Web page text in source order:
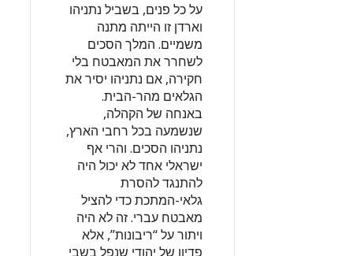
על כל פנים, בשביל נתניהו
וארדן זו הייתה מתנה
משמיים. המלך הסכים
לשחרר את המאבטח בלי
חקירה, אם נתניהו יסיר את
הגלאים מהר-הבית.
באנחה של הקהלה,
שנשמעה בכל רחבי הארץ,
נתניהו הסכים. והרי אף
ישראלי אחד לא יכול היה
להתנגד להסרת
גלאי-המתכת כדי להציל
מאבטח עברי. זה לא היה
ויתור על “ריבונות”, אלא
פדיון של יהודי שנפל בשבי